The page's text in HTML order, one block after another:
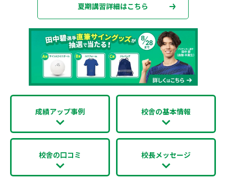
夏期講習詳細はこちら
成績アップ事例 校舎の基本情報
校舎の口コミ 校長メッセージ